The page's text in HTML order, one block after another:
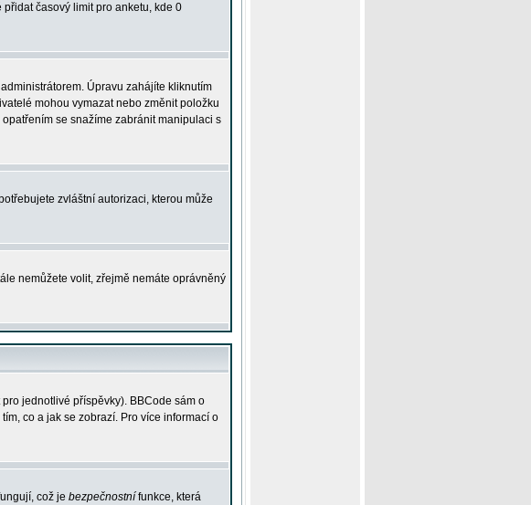
přidat časový limit pro anketu, kde 0
Úpravu zahájíte kliknutím
mohou vymazat nebo změnit položku
se snažíme zabránit manipulaci s
zvláštní autorizaci, kterou může
nemůžete volit, zřejmě nemáte oprávněný
jednotlivé příspěvky). BBCode sám o
co a jak se zobrazí. Pro více informací o
což je bezpečnostní funkce, která